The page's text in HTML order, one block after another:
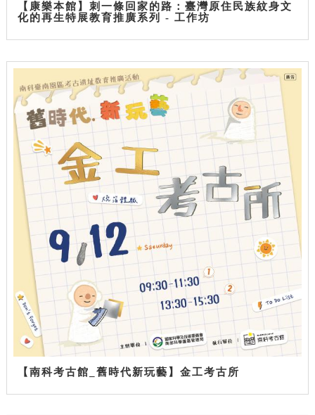
【康樂本館】刺一條回家的路：臺灣原住民族紋身文
化的再生特展教育推廣系列 - 工作坊
【南科考古館_舊時代新玩藝】金工考古所